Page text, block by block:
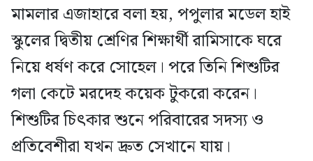
মামলার এজাহারে বলা হয়, পপুলার মডেল হাই
স্কুলের দ্বিতীয় শ্রেণির শিক্ষার্থী রামিসাকে ঘরে
নিয়ে ধর্ষণ করে সোহেল। পরে তিনি শিশুটির
গলা কেটে মরদেহ কয়েক টুকরো করেন।
শিশুটির চিৎকার শুনে পরিবারের সদস্য ও
প্রতিবেশীরা যখন দ্রুত সেখানে যায়।